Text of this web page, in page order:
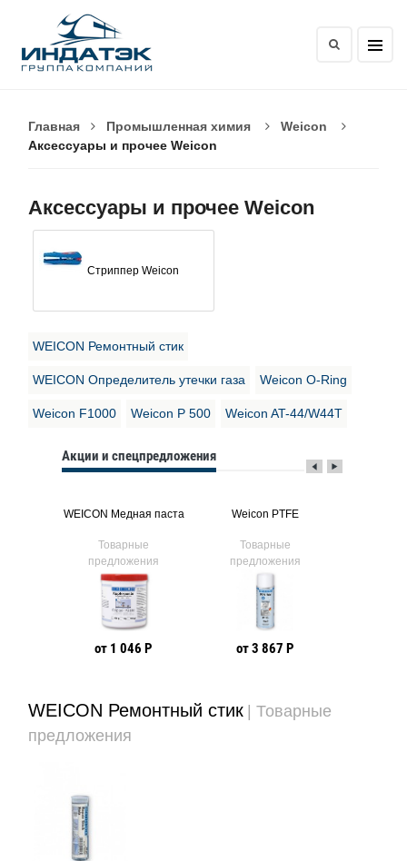
Главная Промышленная химия
Weicon
Аксессуары и прочее Weicon
Аксессуары и прочее Weicon
Стриппер Weicon
WEICON Ремонтный стик
WEICON Определитель утечки газа Weicon O-Ring
Weicon F1000 Weicon Р 500 Weicon AT-44/W44T
Акции и спецпредложения
WEICON Медная паста
Товарные
предложения
от 1 046 Р
Weicon PTFE
Товарные
предложения
от 3 867 Р
WEICON Ремонтный стик | Товарные
предложения